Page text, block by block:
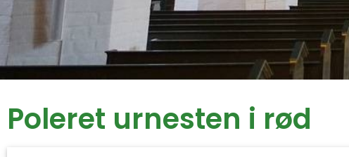
Poleret urnesten i rød